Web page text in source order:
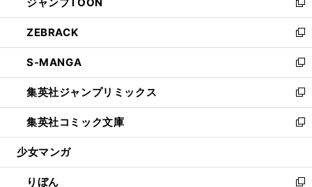
で
開
く
ド
ウ
で
開
く
ィ
ン
ド
ウ
で
開
く
い
ウ
ィ
ン
ド
ウ
で
開
く
新
し
い
ウ
ィ
ン
ド
ウ
で
開
ZEBRACK
新
し
い
ウ
ィ
ン
ド
ウ
開
く
S-MANGA
新
し
い
ウ
ィ
ン
ウ
で
集英社ジャンプリミックス
新
し
い
ウ
ン
ド
集英社コミック文庫
新
し
ウ
ィ
少女マンガ
りぼん